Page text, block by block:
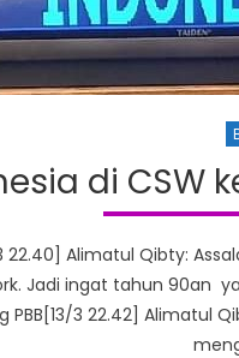
di CSW
Alimatul Qibty:
Jadi ingat tahun 90an
3 22.42] Alimatul